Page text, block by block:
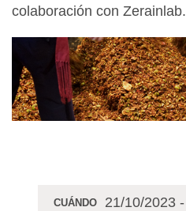
colaboración con Zerainlab.
CUÁNDO 21/10/2023 -